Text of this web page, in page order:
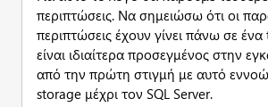
περιπτώσεις. Να σημειώσω ότι οι
περιπτώσεις έχουν γίνει πάνω σε
είναι ιδιαίτερα προσεγμένος στην
από την πρώτη στιγμή με αυτό
storage μέχρι τον SQL Server.